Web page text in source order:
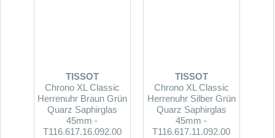
TISSOT
Chrono XL Classic
Herrenuhr Braun Grün
Quarz Saphirglas
45mm -
T116.617.16.092.00
TISSOT
Chrono XL Classic
Herrenuhr Silber Grün
Quarz Saphirglas
45mm -
T116.617.11.092.00